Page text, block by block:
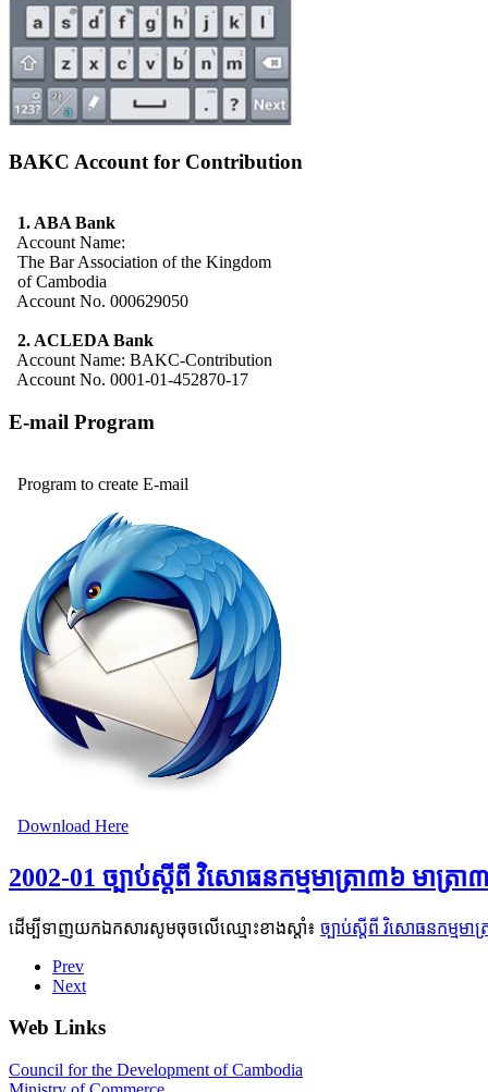
BAKC Account for Contribution
1. ABA Bank
Account Name:
The Bar Association of the Kingdom
of Cambodia
Account No. 000629050
2. ACLEDA Bank
Account Name: BAKC-Contribution
Account No. 0001-01-452870-17
E-mail Program
Program to create E-mail
Download Here
2002-01 ច្បាប់ស្តីពី វិសោធនកម្មមាត្រា៣៦ មាត្រ
ដើម្បីទាញយកឯកសារសូមចុចលើឈ្មោះខាងស្តាំ៖ ច្បាប់ស្តីពី វិសោធនកម្មមា
Prev
Next
Web Links
Council for the Development of Cambodia